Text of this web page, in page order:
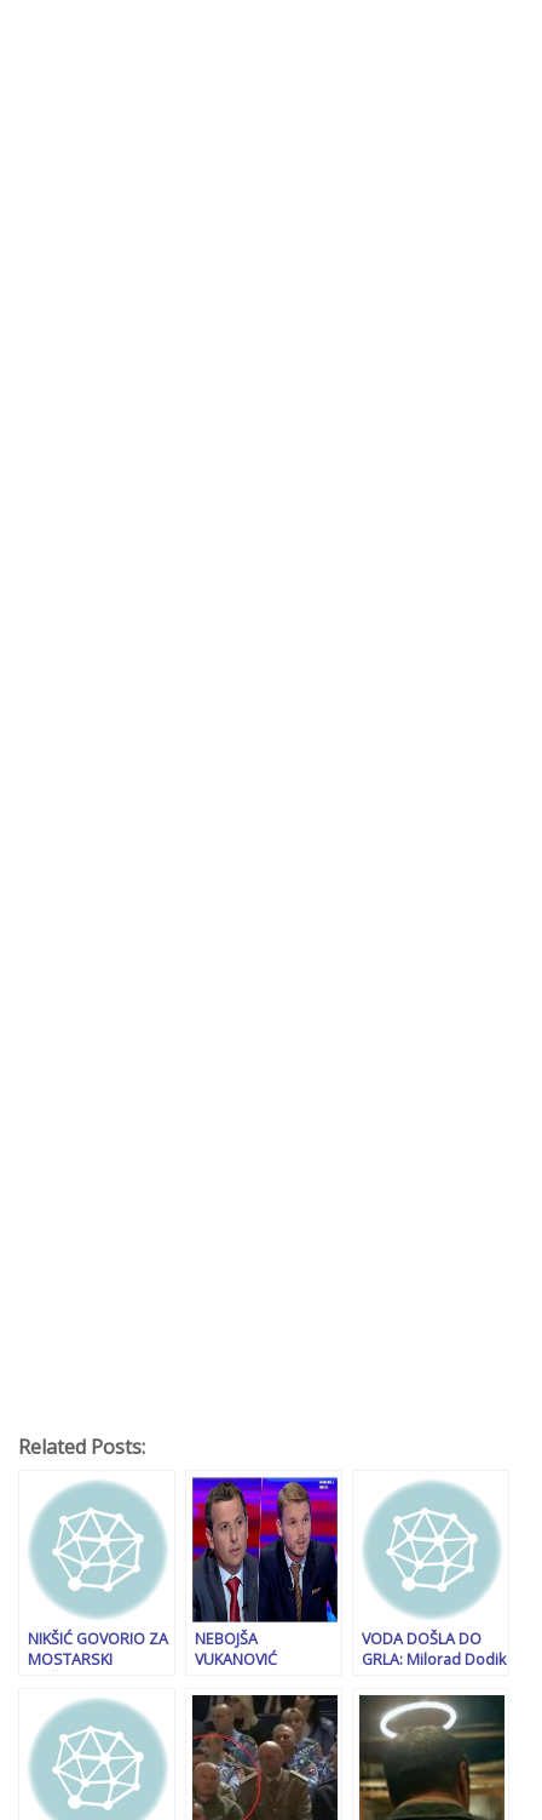
Related Posts:
NIKŠIĆ GOVORIO ZA
MOSTARSKI
kraj koalicije sa
SNSD, okrećemo se
opoziciji u RS-u!”
NEBOJŠA
VUKANOVIĆ
DUHOVE: “Igor
Crnadak za razliku
od Draška
Stanivukovića nije
odstupao od svojih
stavova, iza svega
VODA DOŠLA DO
GRLA: Milorad Dodik
ponudio je sve, ali
bilo je uzalud…